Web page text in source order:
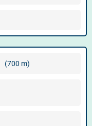
(700 m)